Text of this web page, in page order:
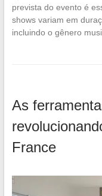
prevista do evento é
shows variam em
incluindo o gênero
As
France